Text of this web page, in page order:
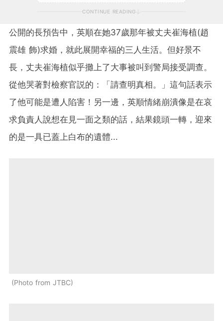
CONTINUE READING
公開的長預告中，英順在她37歲那年被丈夫崔海植(趙
震雄 飾)求婚，就此展開幸福的三人生活。但好景不
長，丈夫崔海植似乎攤上了大事被叫到警局接受調查。
從他哭著對檢察官説的：「請查明真相。」這句話表示
了他可能是遭人陷害！另一邊，英順情緒崩潰像是在哀
求負責人說想在見一面之類的話，結果鏡頭一轉，迎來
的是一具已蓋上白布的遺體...
Photo from JTBC